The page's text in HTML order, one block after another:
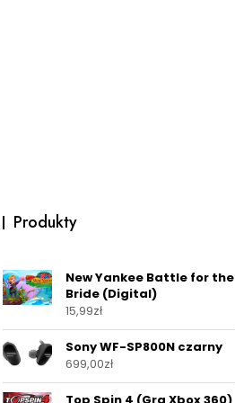
Produkty
New Yankee Battle for the
Bride (Digital)
15,99zł
Sony WF-SP800N czarny
699,00zł
Top Spin 4 (Gra Xbox 360)